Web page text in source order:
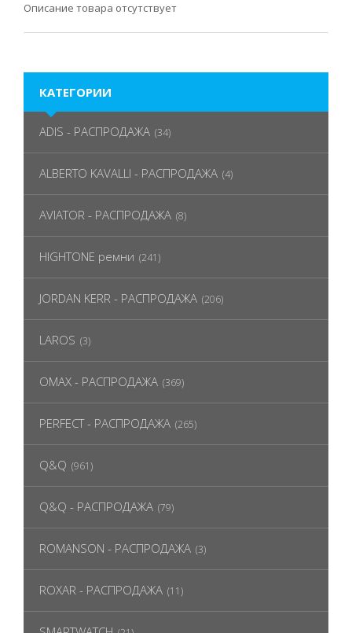
Описание товара отсутствует
КАТЕГОРИИ
ADIS - РАСПРОДАЖА (34)
ALBERTO KAVALLI - РАСПРОДАЖА (4)
AVIATOR - РАСПРОДАЖА (8)
HIGHTONE ремни (241)
JORDAN KERR - РАСПРОДАЖА (206)
LAROS (3)
OMAX - РАСПРОДАЖА (369)
PERFECT - РАСПРОДАЖА (265)
Q&Q (961)
Q&Q - РАСПРОДАЖА (79)
ROMANSON - РАСПРОДАЖА (3)
ROXAR - РАСПРОДАЖА (11)